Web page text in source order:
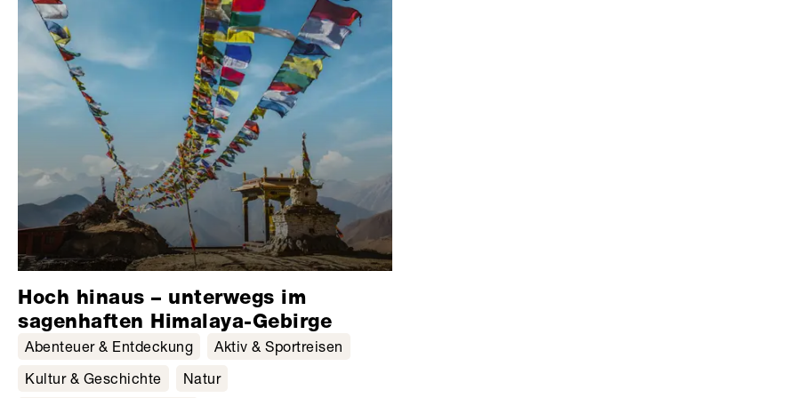
Hoch hinaus – unterwegs im
sagenhaften Himalaya-Gebirge
Abenteuer & Entdeckung
Aktiv & Sportreisen
Kultur & Geschichte
Natur